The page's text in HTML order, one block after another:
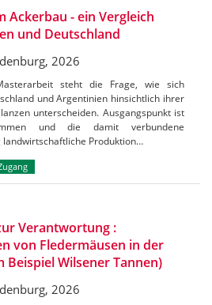
Ackerbau - ein Vergleich
und Deutschland
2026
steht die Frage, wie sich
und Argentinien hinsichtlich ihrer
unterscheiden. Ausgangspunkt ist
und die damit verbundene
landwirtschaftliche Produktion…
Verantwortung :
von Fledermäusen in der
Beispiel Wilsener Tannen)
2026